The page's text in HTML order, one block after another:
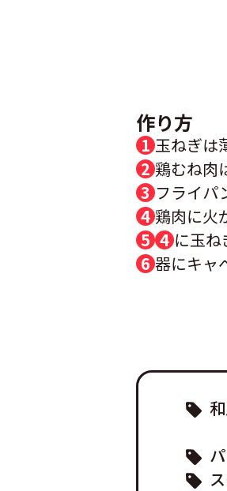
作り方
玉ねぎは
鶏むね肉
フライパ
鶏肉に火
4 に玉ね
器にキャ